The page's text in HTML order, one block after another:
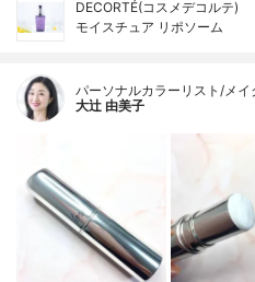
DECORTÉ(コスメデコルテ)
モイスチュア リポソーム
パーソナルカラーリスト/メ
大辻 由美子